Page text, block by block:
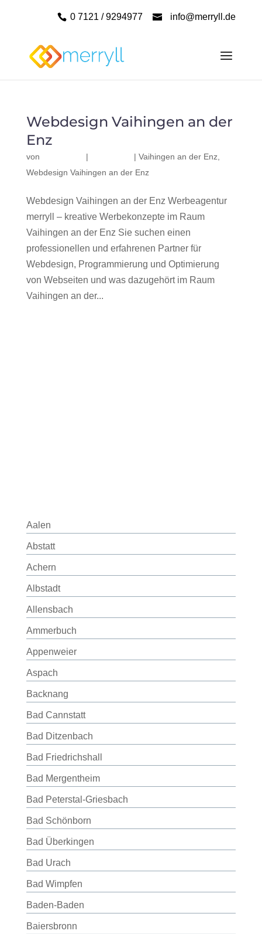
0 7121 / 9294977 info@merryll.de
Webdesign Vaihingen an der
Enz
von | | Vaihingen an der Enz,
Webdesign Vaihingen an der Enz
Webdesign Vaihingen an der Enz Werbeagentur
merryll – kreative Werbekonzepte im Raum
Vaihingen an der Enz Sie suchen einen
professionellen und erfahrenen Partner für
Webdesign, Programmierung und Optimierung
von Webseiten und was dazugehört im Raum
Vaihingen an der...
Aalen
Abstatt
Achern
Albstadt
Allensbach
Ammerbuch
Appenweier
Aspach
Backnang
Bad Cannstatt
Bad Ditzenbach
Bad Friedrichshall
Bad Mergentheim
Bad Peterstal-Griesbach
Bad Schönborn
Bad Überkingen
Bad Urach
Bad Wimpfen
Baden-Baden
Baiersbronn